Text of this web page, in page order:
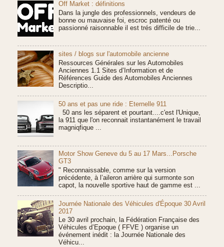
Off Market : définitions
Dans la jungle des professionnels, vendeurs de
bonne ou mauvaise foi, escroc patenté ou
passionné raisonnable il est trés difficile de trie...
sites / blogs sur l'automobile ancienne
Ressources Générales sur les Automobiles
Anciennes 1.1 Sites d’Information et de
Références Guide des Automobiles Anciennes
Descriptio...
50 ans et pas une ride : Eternelle 911
50 ans les séparent et pourtant....c'est l'Unique,
la 911 que l'on reconnait instantanément le travail
magniqfique ...
Motor Show Geneve du 5 au 17 Mars...Porsche
GT3
" Reconnaissable, comme sur la version
précédente, à l’aileron arrière qui surmonte son
capot, la nouvelle sportive haut de gamme est ...
Journée Nationale des Véhicules d'Époque 30 Avril
2017
Le 30 avril prochain, la Fédération Française des
Véhicules d’Epoque ( FFVE ) organise un
événement inédit : la Journée Nationale des
Véhicu...